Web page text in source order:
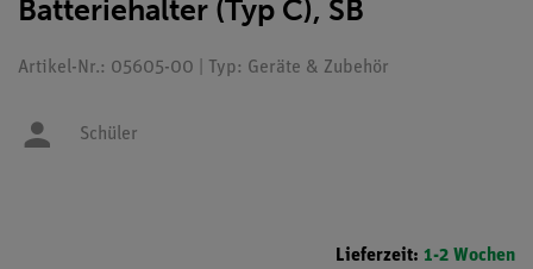
Batteriehalter (Typ C), SB
Artikel-Nr.: 05605-00 | Typ: Geräte & Zubehör
Schüler
Lieferzeit: 1-2 Wochen